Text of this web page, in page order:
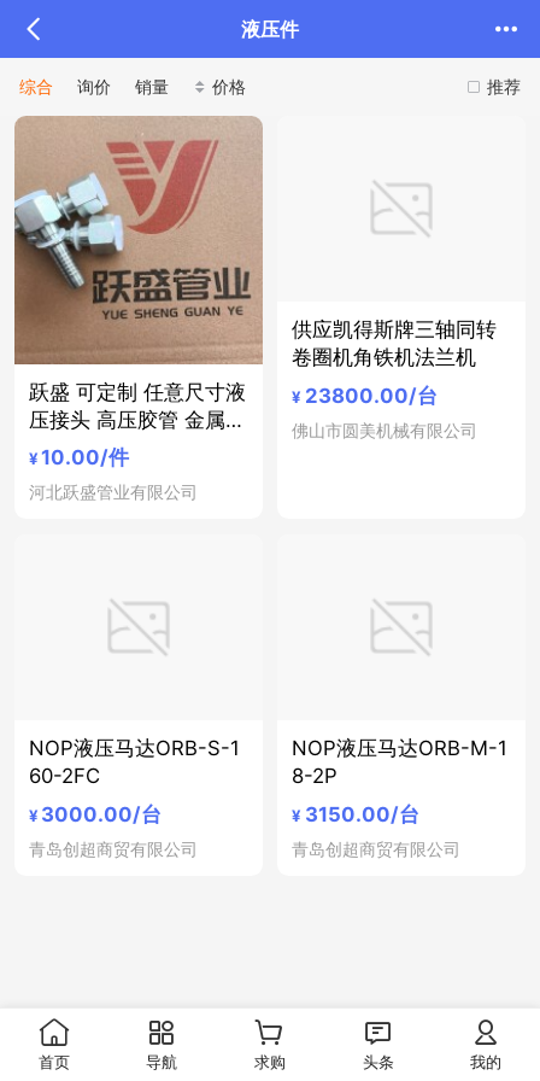
液压件
推荐
综合 询价 销量 价格
跃盛 可定制 任意尺寸液
压接头 高压胶管 金属软
管 厂家直销 质优价廉
¥ 10.00/件
河北跃盛管业有限公司
供应凯得斯牌三轴同转
卷圈机角铁机法兰机
¥ 23800.00/台
佛山市圆美机械有限公司
NOP液压马达ORB-S-1
60-2FC
¥ 3000.00/台
青岛创超商贸有限公司
NOP液压马达ORB-M-1
8-2P
¥ 3150.00/台
青岛创超商贸有限公司
首页 导航 求购 头条 我的